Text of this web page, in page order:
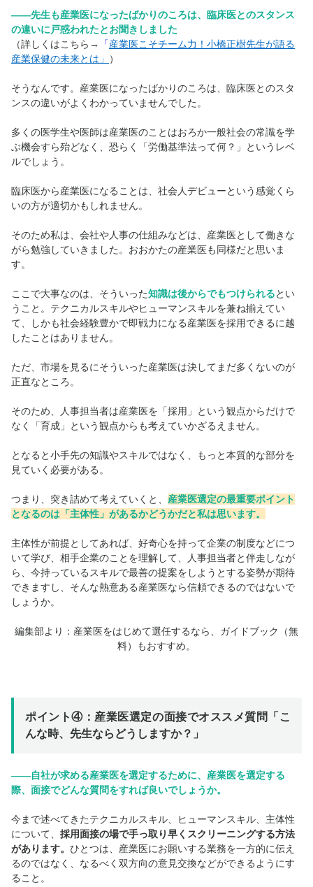
――先生も産業医になったばかりのころは、臨床医とのスタンス
の違いに戸惑われたとお聞きしました
（詳しくはこちら→
「産業医こそチーム力！小橋正樹先生が語る
産業保健の未来とは」
）
そうなんです。産業医になったばかりのころは、臨床医とのスタ
ンスの違いがよくわかっていませんでした。
多くの医学生や医師は産業医のことはおろか一般社会の常識を学
ぶ機会すら殆どなく、恐らく「労働基準法って何？」というレベ
ルでしょう。
臨床医から産業医になることは、社会人デビューという感覚くら
いの方が適切かもしれません。
そのため私は、会社や人事の仕組みなどは、産業医として働きな
がら勉強していきました。おおかたの産業医も同様だと思いま
す。
ここで大事なのは、そういった知識は後からでもつけられるとい
うこと。テクニカルスキルやヒューマンスキルを兼ね揃えてい
て、しかも社会経験豊かで即戦力になる産業医を採用できるに越
したことはありません。
ただ、市場を見るにそういった産業医は決してまだ多くないのが
正直なところ。
そのため、人事担当者は産業医を「採用」という観点からだけで
なく「育成」という観点からも考えていかざるえません。
となると小手先の知識やスキルではなく、もっと本質的な部分を
見ていく必要がある。
つまり、突き詰めて考えていくと、 産業医選定の最重要ポイント
となるのは「主体性」があるかどうかだと私は思います。
主体性が前提としてあれば、好奇心を持って企業の制度などにつ
いて学び、相手企業のことを理解して、人事担当者と伴走しなが
ら、今持っているスキルで最善の提案をしようとする姿勢が期待
できますし、そんな熱意ある産業医なら信頼できるのではないで
しょうか。
編集部より：産業医をはじめて選任するなら、ガイドブック（無
料）もおすすめ。
ポイント④：産業医選定の面接でオススメ質問「こ
んな時、先生ならどうしますか？」
――自社が求める産業医を選定するために、産業医を選定する
際、面接でどんな質問をすれば良いでしょうか。
今まで述べてきたテクニカルスキル、ヒューマンスキル、主体性
について、 採用面接の場で手っ取り早くスクリーニングする方法
があります。 ひとつは、産業医にお願いする業務を一方的に伝え
るのではなく、なるべく双方向の意見交換などができるようにす
ること。